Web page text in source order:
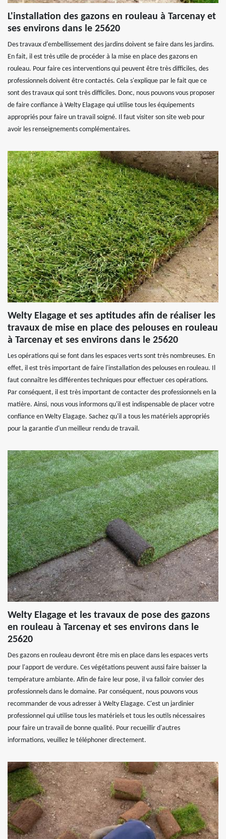
L'installation des gazons en rouleau à Tarcenay et
ses environs dans le 25620
Des travaux d'embellissement des jardins doivent se faire dans les jardins.
En fait, il est très utile de procéder à la mise en place des gazons en
rouleau. Pour faire ces interventions qui peuvent être très difficiles, des
professionnels doivent être contactés. Cela s'explique par le fait que ce
sont des travaux qui sont très difficiles. Donc, nous pouvons vous proposer
de faire confiance à Welty Elagage qui utilise tous les équipements
appropriés pour faire un travail soigné. Il faut visiter son site web pour
avoir les renseignements complémentaires.
Welty Elagage et ses aptitudes afin de réaliser les
travaux de mise en place des pelouses en rouleau
à Tarcenay et ses environs dans le 25620
Les opérations qui se font dans les espaces verts sont très nombreuses. En
effet, il est très important de faire l'installation des pelouses en rouleau. Il
faut connaître les différentes techniques pour effectuer ces opérations.
Par conséquent, il est très important de contacter des professionnels en la
matière. Ainsi, nous vous informons qu'il est indispensable de placer votre
confiance en Welty Elagage. Sachez qu'il a tous les matériels appropriés
pour la garantie d'un meilleur rendu de travail.
Welty Elagage et les travaux de pose des gazons
en rouleau à Tarcenay et ses environs dans le
25620
Des gazons en rouleau devront être mis en place dans les espaces verts
pour l'apport de verdure. Ces végétations peuvent aussi faire baisser la
température ambiante. Afin de faire leur pose, il va falloir convier des
professionnels dans le domaine. Par conséquent, nous pouvons vous
recommander de vous adresser à Welty Elagage. C'est un jardinier
professionnel qui utilise tous les matériels et tous les outils nécessaires
pour faire un travail de bonne qualité. Pour recueillir d'autres
informations, veuillez le téléphoner directement.